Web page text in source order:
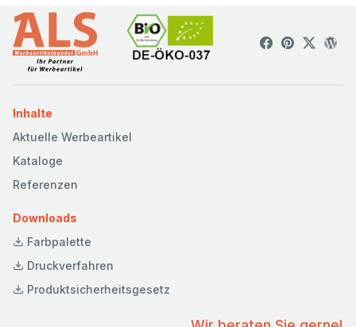
Inhalte
Aktuelle Werbeartikel
Kataloge
Referenzen
Downloads
Farbpalette
Druckverfahren
Produktsicherheitsgesetz